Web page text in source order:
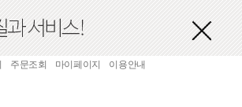
주문조회 마이페이지 이용안내